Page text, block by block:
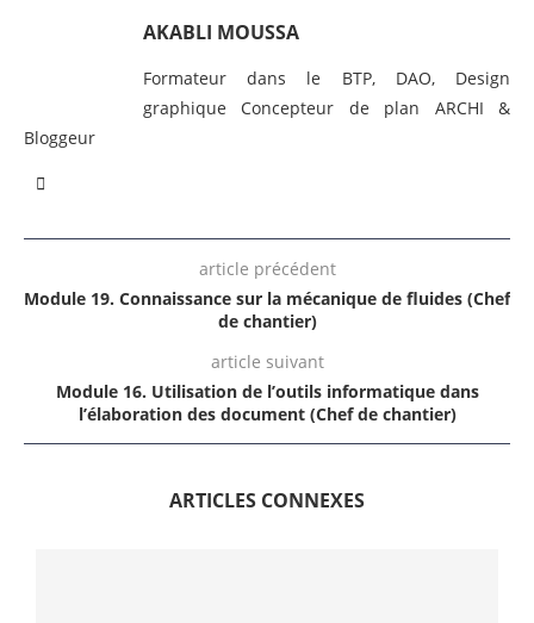
AKABLI MOUSSA
Formateur dans le BTP, DAO, Design
graphique Concepteur de plan ARCHI &
Bloggeur
article précédent
Module 19. Connaissance sur la mécanique de fluides (Chef
de chantier)
article suivant
Module 16. Utilisation de l’outils informatique dans
l’élaboration des document (Chef de chantier)
ARTICLES CONNEXES